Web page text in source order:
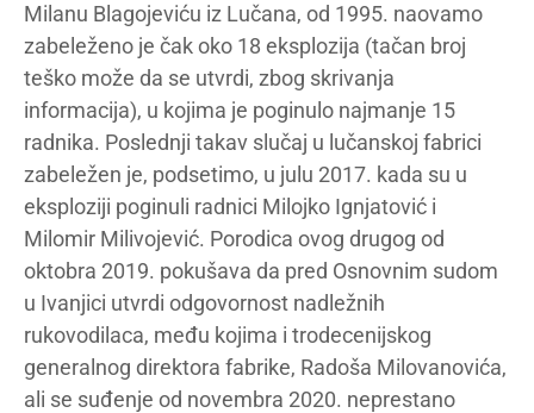
Milanu Blagojeviću iz Lučana, od 1995. naovamo
zabeleženo je čak oko 18 eksplozija (tačan broj
teško može da se utvrdi, zbog skrivanja
informacija), u kojima je poginulo najmanje 15
radnika. Poslednji takav slučaj u lučanskoj fabrici
zabeležen je, podsetimo, u julu 2017. kada su u
eksploziji poginuli radnici Milojko Ignjatović i
Milomir Milivojević. Porodica ovog drugog od
oktobra 2019. pokušava da pred Osnovnim sudom
u Ivanjici utvrdi odgovornost nadležnih
rukovodilaca, među kojima i trodecenijskog
generalnog direktora fabrike, Radoša Milovanovića,
ali se suđenje od novembra 2020. neprestano